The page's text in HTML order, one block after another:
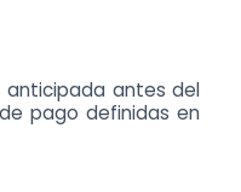
anticipada antes del
pago definidas en